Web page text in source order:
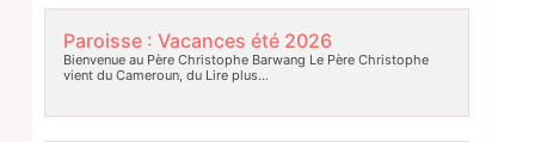
Paroisse : Vacances été 2026
Bienvenue au Père Christophe Barwang Le Père Christophe
vient du Cameroun, duLire plus…